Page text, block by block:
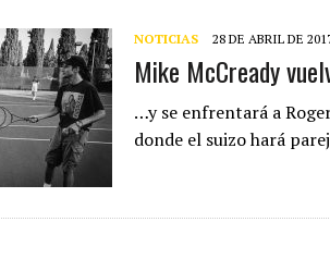
NOTICIAS 28 DE ABRIL DE
Mike McCready
…y se enfrentará a
donde el suizo hará